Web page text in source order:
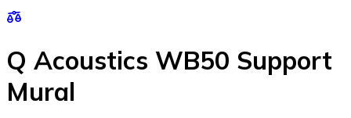
Q Acoustics WB50 Support
Mural